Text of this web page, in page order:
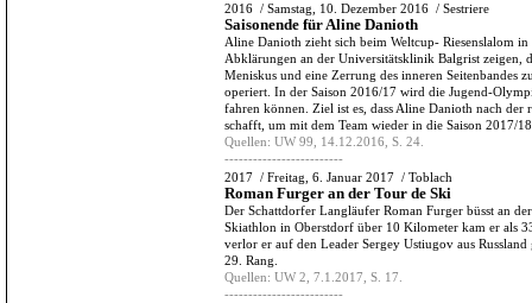
2016 / Samstag, 10. Dezember 2016 / Sestriere
Saisonende für Aline Danioth
Aline Danioth zieht sich beim Weltcup- Riesenslalom
Abklärungen an der Universitätsklinik Balgrist zeigen,
Meniskus und eine Zerrung des inneren
operiert. In der Saison 2016/17 wird die Jugend-
fahren können. Ziel ist es, dass Aline Danioth nach
schafft, um mit dem Team wieder in die Saison 2017/
Quellen: UW 99, 14.12.2016, S. 24.
-------------------------
2017 / Freitag, 6. Januar 2017 / Toblach
Roman Furger an der Tour de Ski
Der Schattdorfer Langläufer Roman Furger büsst an
Skiathlon in Oberstdorf über 10 Kilometer kam er als
verlor er auf den Leader Sergey Ustiugov aus
29. Rang.
Quellen: UW 2, 7.1.2017, S. 17.
-------------------------